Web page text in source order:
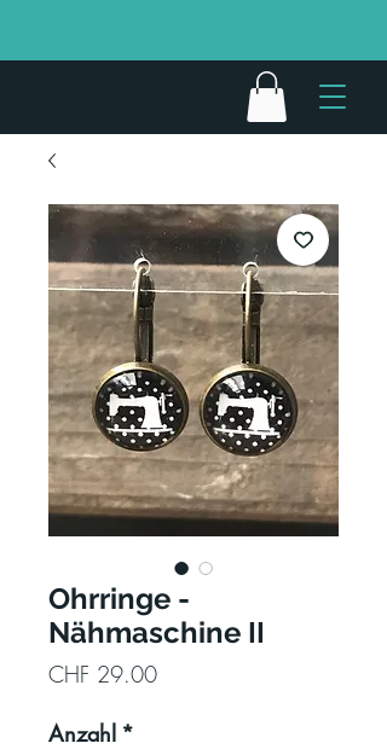
Ohrringe -
Nähmaschine II
CHF 29.00Preis
Anzahl *